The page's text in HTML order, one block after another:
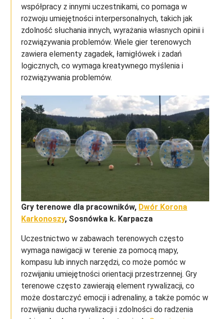
współpracy z innymi uczestnikami, co pomaga w
rozwoju umiejętności interpersonalnych, takich jak
zdolność słuchania innych, wyrażania własnych opinii i
rozwiązywania problemów. Wiele gier terenowych
zawiera elementy zagadek, łamigłówek i zadań
logicznych, co wymaga kreatywnego myślenia i
rozwiązywania problemów.
Gry terenowe dla pracowników, Dwór Korona
Karkonoszy, Sosnówka k. Karpacza
Uczestnictwo w zabawach terenowych często
wymaga nawigacji w terenie za pomocą mapy,
kompasu lub innych narzędzi, co może pomóc w
rozwijaniu umiejętności orientacji przestrzennej. Gry
terenowe często zawierają element rywalizacji, co
może dostarczyć emocji i adrenaliny, a także pomóc w
rozwijaniu ducha rywalizacji i zdolności do radzenia